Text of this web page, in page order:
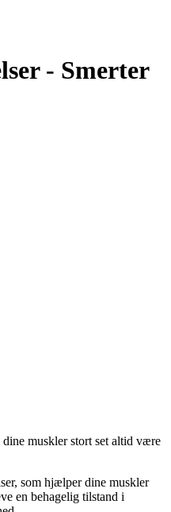
- Smerter
muskler stort set altid være
som hjælper dine muskler
en behagelig tilstand i